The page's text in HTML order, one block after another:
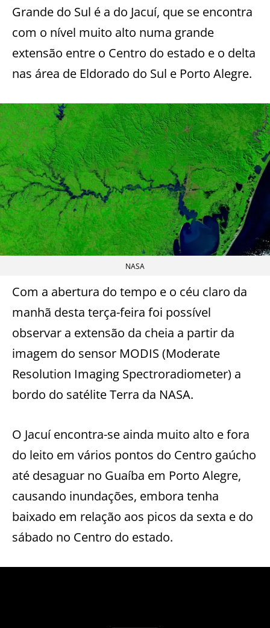
Grande do Sul é a do Jacuí, que se encontra
com o nível muito alto numa grande
extensão entre o Centro do estado e o delta
nas área de Eldorado do Sul e Porto Alegre.
NASA
Com a abertura do tempo e o céu claro da
manhã desta terça-feira foi possível
observar a extensão da cheia a partir da
imagem do sensor MODIS (Moderate
Resolution Imaging Spectroradiometer) a
bordo do satélite Terra da NASA.
O Jacuí encontra-se ainda muito alto e fora
do leito em vários pontos do Centro gaúcho
até desaguar no Guaíba em Porto Alegre,
causando inundações, embora tenha
baixado em relação aos picos da sexta e do
sábado no Centro do estado.